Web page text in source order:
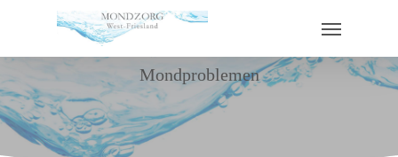
Mondproblemen